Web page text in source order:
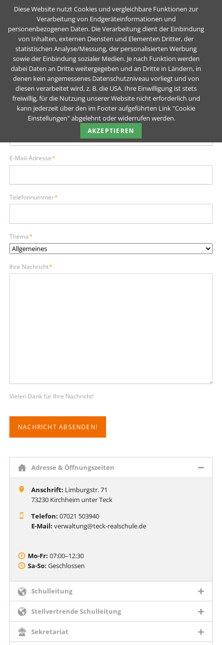
Teck Realschule Kirchheim
(Teck)
Teck Realschule Kirchheim
(Teck)
Pflichtfeld
*
Pflichtfeld
E-Mail-Adresse*
Pflichtfeld
Telefonnummer*
Pflichtfeld
Thema*
Pflichtfeld
Ihre Nachricht*
Vielen Dank für Ihre Nachricht!
NACHRICHT ABSENDEN!
Adresse & Öffnungszeiten
Anschrift: Limburgstr. 71
73230 Kirchheim unter Teck
Telefon: 07021 503940
E-Mail: verwaltung@teck-realschule.de
Mo-Fr: 07:00–12:30
Sa-So: Geschlossen
Schulleitung
Stellvertrende Schulleitung
Sekretariat
Diese Website nutzt Cookies und vergleichbare Funktionen zur
Verarbeitung von Endgeräteinformationen und
personenbezogenen Daten. Die Verarbeitung dient der Einbindung
von Inhalten, externen Diensten und Elementen Dritter, der
statistischen Analyse/Messung, der personalisierten Werbung
sowie der Einbindung sozialer Medien. Je nach Funktion werden
dabei Daten an Dritte weitergegeben und an Dritte in Ländern, in
denen kein angemessenes Datenschutzniveau vorliegt und von
diesen verarbeitet wird, z. B. die USA. Ihre Einwilligung ist stets
freiwillig, für die Nutzung unserer Website nicht erforderlich und
kann jederzeit über den im Footer aufgeführten Link "Cookie
Einstellungen" abgelehnt oder widerrufen werden.
AKZEPTIEREN